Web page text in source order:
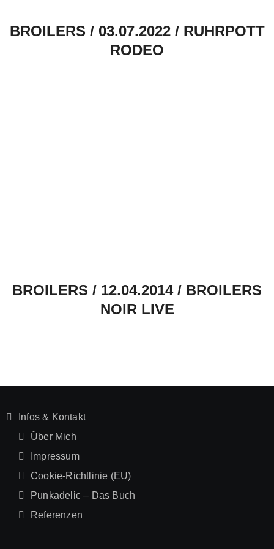
BROILERS / 03.07.2022 / RUHRPOTT
RODEO
BROILERS / 12.04.2014 / BROILERS
NOIR LIVE
Infos & Kontakt
Über Mich
Impressum
Cookie-Richtlinie (EU)
Punkadelic – Das Buch
Referenzen